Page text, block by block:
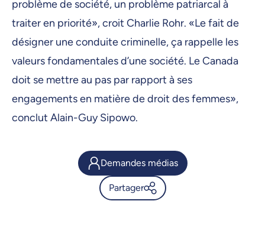
problème de société, un problème patriarcal à
traiter en priorité», croit Charlie Rohr. «Le fait de
désigner une conduite criminelle, ça rappelle les
valeurs fondamentales d’une société. Le Canada
doit se mettre au pas par rapport à ses
engagements en matière de droit des femmes»,
conclut Alain-Guy Sipowo.
Demandes médias
Partager